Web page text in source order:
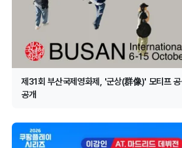
제31회 부산국제영화제, '군상(群像)' 모티프
공개